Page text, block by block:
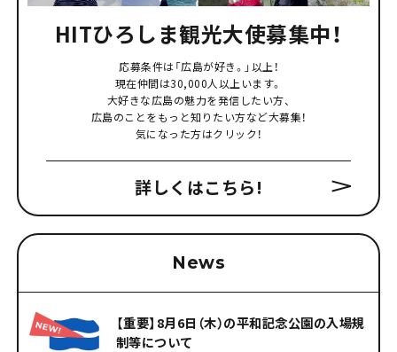
HITひろしま観光大使募集中！
応募条件は「広島が好き。」以上！
現在仲間は30,000人以上います。
大好きな広島の魅力を発信したい方、
広島のことをもっと知りたい方など大募集！
気になった方はクリック！
詳しくはこちら!
News
【重要】8月6日（木）の平和記念公園の入場規
制等について